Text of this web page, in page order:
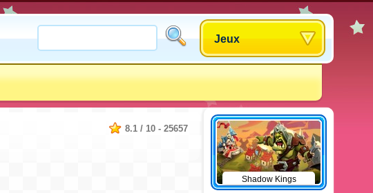
Jeux
8.1 / 10 - 25657
Shadow Kings